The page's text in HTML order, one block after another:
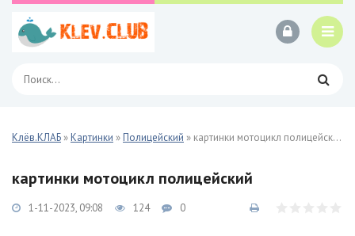
Клёв.КЛАБ »Картинки »Полицейский » картинки мотоцикл полицейский
картинки мотоцикл полицейский
1-11-2023, 09:08 124 0